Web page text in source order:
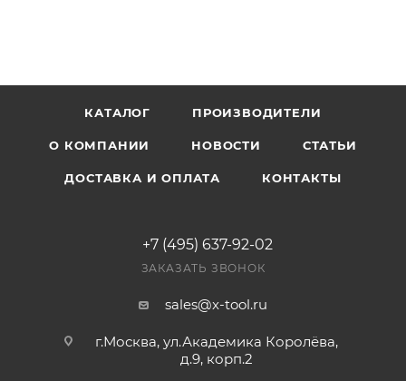
КАТАЛОГ ПРОИЗВОДИТЕЛИ
О КОМПАНИИ НОВОСТИ СТАТЬИ
ДОСТАВКА И ОПЛАТА КОНТАКТЫ
+7 (495) 637-92-02
ЗАКАЗАТЬ ЗВОНОК
sales@x-tool.ru
г.Москва, ул.Академика Королёва,
д.9, корп.2